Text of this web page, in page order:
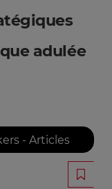
adulée
- Articles